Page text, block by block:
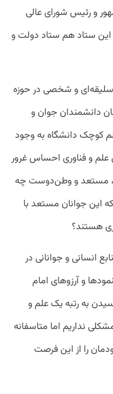
و رئیس شورای عالی
این ستاد هم ستاد دولت و
سلیقه‌ای و شخصی در حوزه
دانشمندان جوان و
کوچک دانشگاه به وجود
علم و فناوری احساس غرور
مستعد و وطن‌دوست چه
این جوانان مستعد با
هستند؟
انسانی و جوانانی‌ در
و آرزوهای امام
به رتبه یک علم و
نداریم اما متاسفانه
را از این فرصت